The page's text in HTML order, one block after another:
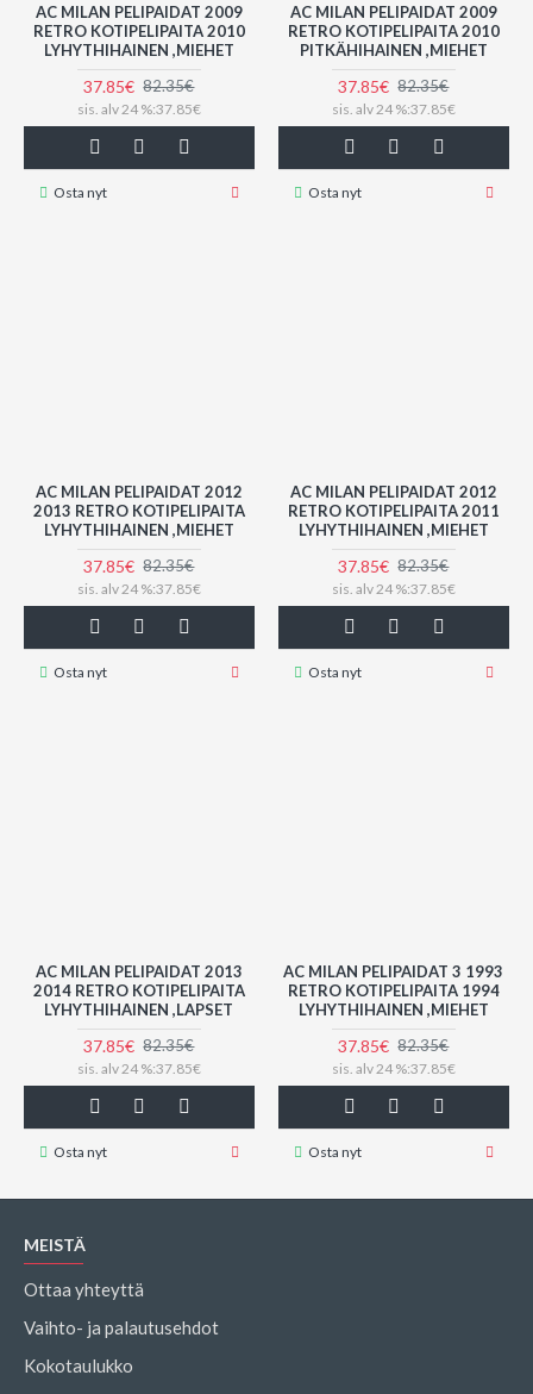
AC MILAN PELIPAIDAT 2009
RETRO KOTIPELIPAITA 2010
LYHYTHIHAINEN ,MIEHET
37.85€ 82.35€
sis. alv 24 %:37.85€
Osta nyt
AC MILAN PELIPAIDAT 2009
RETRO KOTIPELIPAITA 2010
PITKÄHIHAINEN ,MIEHET
37.85€ 82.35€
sis. alv 24 %:37.85€
Osta nyt
AC MILAN PELIPAIDAT 2012
2013 RETRO KOTIPELIPAITA
LYHYTHIHAINEN ,MIEHET
37.85€ 82.35€
sis. alv 24 %:37.85€
Osta nyt
AC MILAN PELIPAIDAT 2012
RETRO KOTIPELIPAITA 2011
LYHYTHIHAINEN ,MIEHET
37.85€ 82.35€
sis. alv 24 %:37.85€
Osta nyt
AC MILAN PELIPAIDAT 2013
2014 RETRO KOTIPELIPAITA
LYHYTHIHAINEN ,LAPSET
37.85€ 82.35€
sis. alv 24 %:37.85€
Osta nyt
AC MILAN PELIPAIDAT 3 1993
RETRO KOTIPELIPAITA 1994
LYHYTHIHAINEN ,MIEHET
37.85€ 82.35€
sis. alv 24 %:37.85€
Osta nyt
MEISTÄ
Ottaa yhteyttä
Vaihto- ja palautusehdot
Kokotaulukko